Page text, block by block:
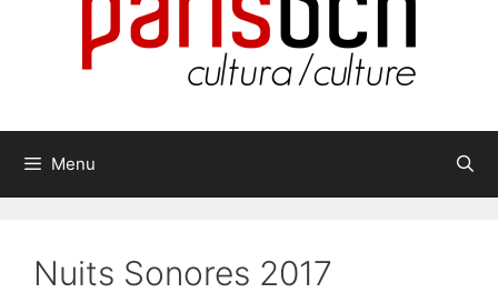
Menu
Nuits Sonores 2017